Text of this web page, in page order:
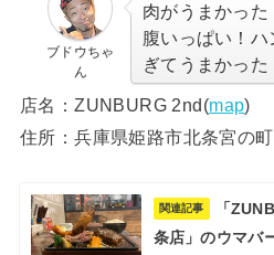
ブドウちゃ
ん
肉がうまかっ
腹いっぱい！
ぎてうまかった
店名：ZUNBURG 2nd(map)
住所：兵庫県姫路市北条宮の
関連記事
「
条店」のウマバ